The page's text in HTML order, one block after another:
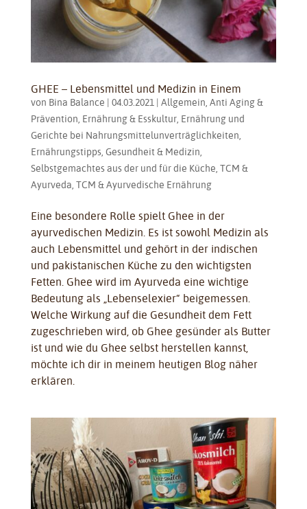
GHEE – Lebensmittel und Medizin in Einem
von Bina Balance | 04.03.2021| Allgemein, Anti Aging &
Prävention, Ernährung & Esskultur, Ernährung und
Gerichte bei Nahrungsmittelunverträglichkeiten,
Ernährungstipps, Gesundheit & Medizin,
Selbstgemachtes aus der und für die Küche, TCM &
Ayurveda, TCM & Ayurvedische Ernährung
Eine besondere Rolle spielt Ghee in der
ayurvedischen Medizin. Es ist sowohl Medizin als
auch Lebensmittel und gehört in der indischen
und pakistanischen Küche zu den wichtigsten
Fetten. Ghee wird im Ayurveda eine wichtige
Bedeutung als „Lebenselexier“ beigemessen.
Welche Wirkung auf die Gesundheit dem Fett
zugeschrieben wird, ob Ghee gesünder als Butter
ist und wie du Ghee selbst herstellen kannst,
möchte ich dir in meinem heutigen Blog näher
erklären.